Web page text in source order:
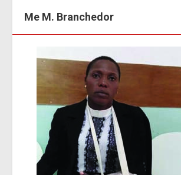
Me M. Branchedor